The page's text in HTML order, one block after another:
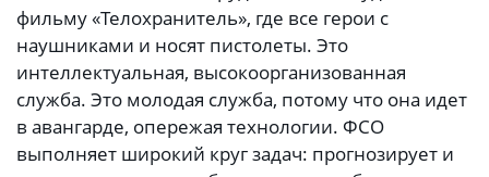
фильму «Телохранитель», где все герои с
наушниками и носят пистолеты. Это
интеллектуальная, высокоорганизованная
служба. Это молодая служба, потому что она идет
в авангарде, опережая технологии. ФСО
выполняет широкий круг задач: прогнозирует и